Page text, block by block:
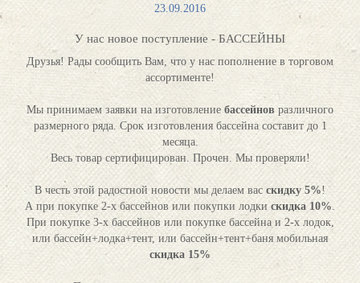
23.09.2016
У нас новое поступление - БАССЕЙНЫ
Друзья! Рады сообщить Вам, что у нас пополнение в торговом
ассортименте!
Мы принимаем заявки на изготовление бассейнов различного
размерного ряда. Срок изготовления бассейна составит до 1
месяца.
Весь товар сертифицирован. Прочен. Мы проверяли!
В честь этой радостной новости мы делаем вас скидку 5%!
А при покупке 2-х бассейнов или покупки лодки скидка 10%
При покупке 3-х бассейнов или покупке бассейна и 2-х лодок,
или бассейн+лодка+тент, или бассейн+тент+баня мобильная
скидка 15%